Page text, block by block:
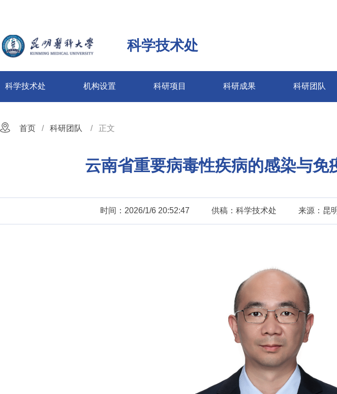
科学技术处
科学技术处 机构设置 科研项目 科研成果 科研团队
首页 科研团队 正文
云南省重要病毒性疾病的感染与免
时间：2026/1/6 20:52:47 供稿：科学技术处 来源：昆